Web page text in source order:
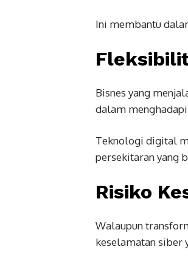
Ini membantu
Bisnes yang
dalam
Teknologi digital
persekitaran yang
Risiko
Walaupun
keselamatan siber